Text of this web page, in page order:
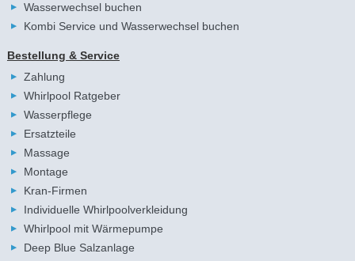
Wasserwechsel buchen
Kombi Service und Wasserwechsel buchen
Bestellung & Service
Zahlung
Whirlpool Ratgeber
Wasserpflege
Ersatzteile
Massage
Montage
Kran-Firmen
Individuelle Whirlpoolverkleidung
Whirlpool mit Wärmepumpe
Deep Blue Salzanlage